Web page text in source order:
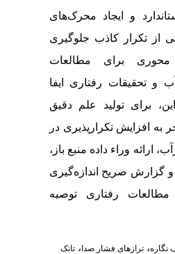
و ایجاد محرک‌های
از تکرار کاذب جلوگیری
برای مطالعات
و تحقیقات رفتاری ایفا
برای تولید علم دقیق
به افزایش تکرارپذیری در
ارائه وراء داده منبع باز،
صریح اندازه‌گیری
رفتاری توصیه
نگاره، ترازهای فشار صدا، تانک